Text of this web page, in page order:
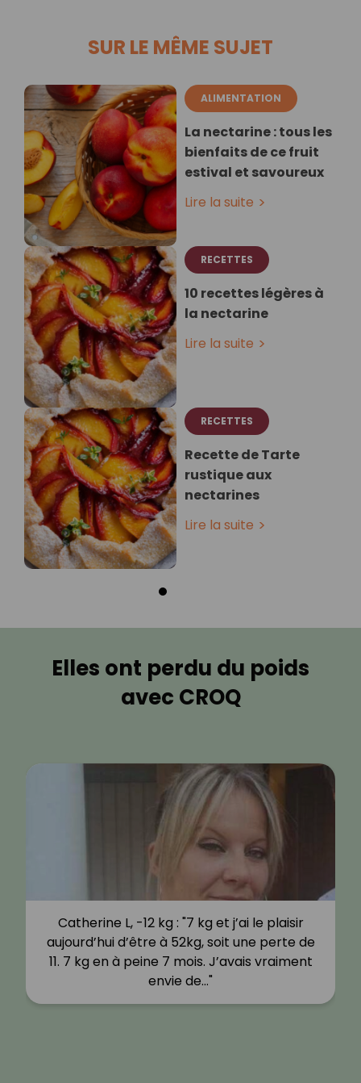
SUR LE MÊME SUJET
ALIMENTATION
La nectarine : tous les
bienfaits de ce fruit
estival et savoureux
Lire la suite
RECETTES
10 recettes légères à
la nectarine
Lire la suite
RECETTES
Recette de Tarte
rustique aux
nectarines
Lire la suite
Elles ont perdu du poids
avec CROQ
Catherine L, -12 kg : "7 kg et j’ai le plaisir
aujourd’hui d’être à 52kg, soit une perte de
11. 7 kg en à peine 7 mois. J’avais vraiment
envie de…"